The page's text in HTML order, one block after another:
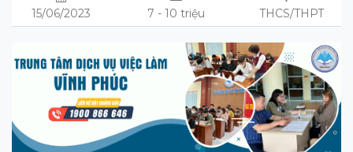
15/06/2023 7 - 10 triệu THCS/THPT